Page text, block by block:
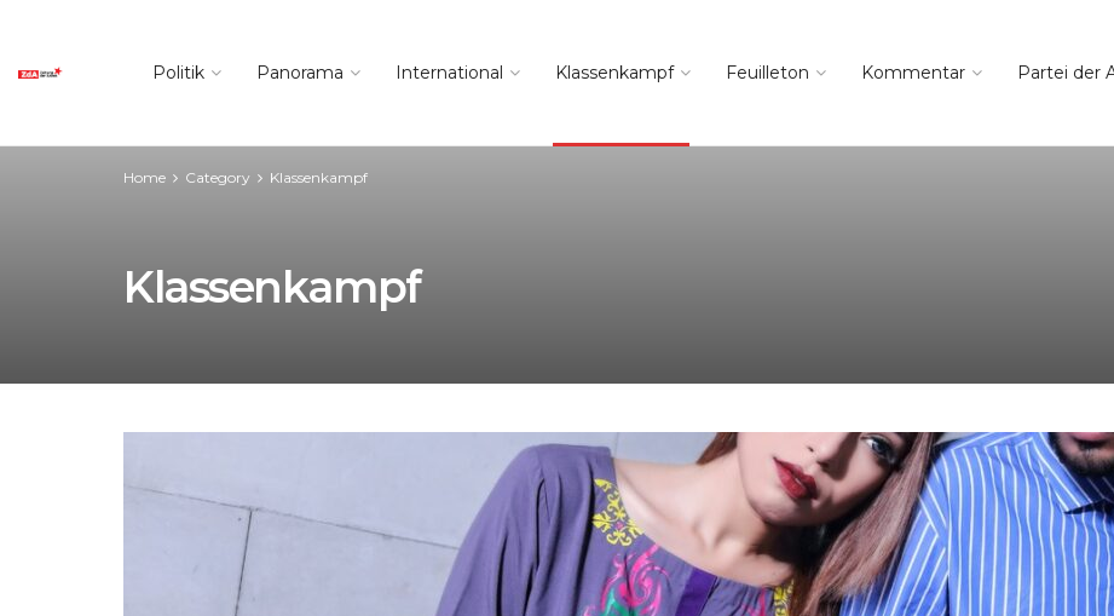
Politik Panorama International Klassenkampf Feuilleton Kommentar Partei der
Home Category Klassenkampf
Klassenkampf